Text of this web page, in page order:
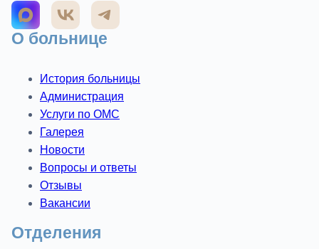
О больнице
История больницы
Администрация
Услуги по ОМС
Галерея
Новости
Вопросы и ответы
Отзывы
Вакансии
Отделения